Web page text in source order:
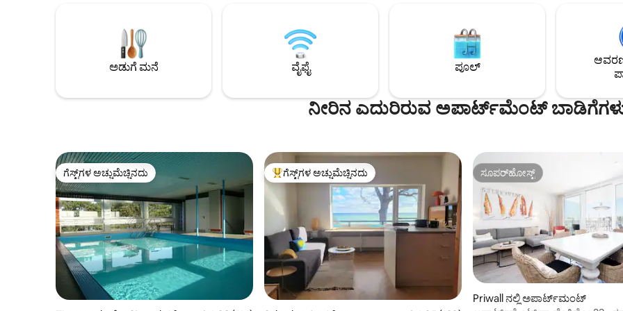
ಪಡೆಯಲು, ಅಡುಗೆ ಮಾಡಲು ಮತ್ತು ಆನಂದಿಸಲು
ಆಹ್ವಾನಿಸುತ್ತದೆ. ನೀವು ಕಡಲತೀರ, ಕೆಫೆಗಳು,
ರೆಸ್ಟೋರೆಂಟ್‌ಗಳು ಮತ್ತು ಬೊಟಿಕ್‌ಗಳಿಗೆ ಸುಲಭವಾಗಿ
ನಡೆದು ಹೋಗಬಹುದು.
ಟವೆಲ್‌ಗಳು, ಸಾಬೂನುಗಳು, ಶಾಂಪೂ, ಎಲ್ಲವೂ
ಸೇರಿವೆ, ವಿನಂತಿಯ ಮೇರೆಗೆ ವಾಷಿಂಗ್ ಮಷೀನ್.
ಟೆರೇಸ್: ಡೈನಿಂಗ್ ಸ್ಥಳ, ಸನ್ ಲೌಂಜರ್‌ಗಳು,
ಅಪ್‌ಹೋಲ್‌ಸ್ಟ್ರಿ ಜಲನಿರೋಧಕ ದೊಡ್ಡ ವಿಂಗ್
ಗಮನಿಸಿ ನಿಮಗೆ ಅದೇ ಮನೆಯಲ್ಲಿ ಎರಡನೇ
ಅಪಾರ್ಟ್‌ಮೆಂಟ್ ಬೇಕೇ? ನನಗೆ ಇಮೇಲ್
ಹಿಂಜರಿಯಬೇಡಿ
ಅಡುಗೆ ಮನೆ ವೈಫೈ ಪೂಲ್
ನೀರಿನ ಎದುರಿರುವ ಅಪಾರ್ಟ್‌ಮೆಂಟ್
ಗೆಸ್ಟ್‌ಗಳ ಅಚ್ಚುಮೆಚ್ಚಿನದು
ಗೆಸ್ಟ್‌ಗಳ ಅಚ್ಚುಮೆಚ್ಚಿನದು ಗೆಸ್ಟ್‌ಗಳಿಗೆ ಅತಿ ಹೆಚ್ಚು ಅಚ್ಚುಮೆಚ್ಚಿನದು
ಗೆಸ್ಟ್‌ಗಳ ಅಚ್ಚುಮೆಚ್ಚಿನದು ಸೂಪರ್‌ಹೋಸ್ಟ್
ಸೂಪರ್‌ಹೋಸ್ಟ್
Priwall ನಲ್ಲಿ ಅಪಾರ್ಟ್‌ಮಂಟ್